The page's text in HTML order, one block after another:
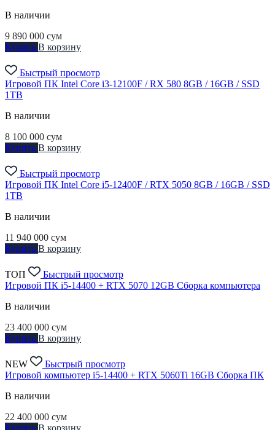
В наличии
9 890 000 сум
Купить В корзину
Быстрый просмотр
Игровой ПК Intel Core i3-12100F / RX 580 8GB / 16GB / SSD
1TB
В наличии
8 100 000 сум
Купить В корзину
Быстрый просмотр
Игровой ПК Intel Core i5-12400F / RTX 5050 8GB / 16GB / SSD
1TB
В наличии
11 940 000 сум
Купить В корзину
ТОП
Быстрый просмотр
Игровой ПК i5-14400 + RTX 5070 12GB Сборка компьютера
В наличии
23 400 000 сум
Купить В корзину
NEW
Быстрый просмотр
Игровой компьютер i5-14400 + RTX 5060Ti 16GB Сборка ПК
В наличии
22 400 000 сум
Купить В корзину